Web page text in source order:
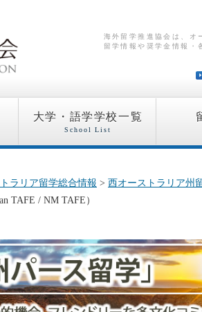
海外留学推進協会は、オ
留学情報や奨学金情報・
大学・語学学校一覧
School List
ラリア留学総合情報 > 西オーストラリア州
TAFE / NM TAFE）